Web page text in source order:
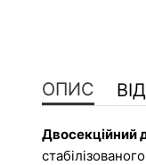
ОПИС
Двосекційний